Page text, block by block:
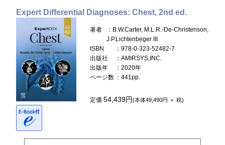
Expert Differential Diagnoses: Chest, 2nd ed.
著者
：B.W.Carter, M.L.R.-De-Christenson,
J.P.Lichtenbeger III
ISBN
：978-0-323-52482-7
出版社
：AMIRSYS,INC.
出版年
：2020年
ページ数 ：441pp.
定価54,439円(本体49,490円 ＋ 税)